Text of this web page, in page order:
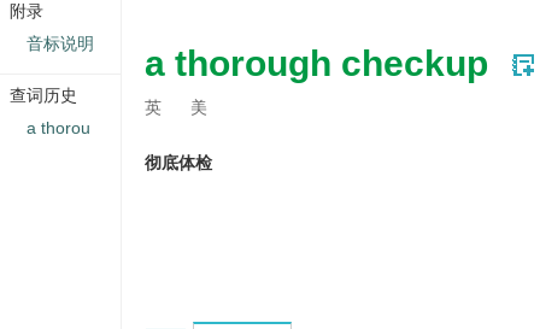
a thorough checkup
英 美
彻底体检
附录
音标说明
查词历史
a thorou